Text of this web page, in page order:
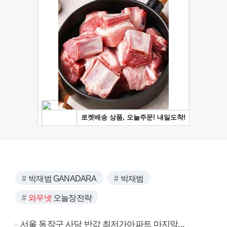
박재범 GANADARA 박재범
와우넷 오늘장전략
서울 동작구 사당 반값 최저가아파트 마지막...